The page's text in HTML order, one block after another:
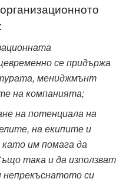
се придържа
, мениджмънт
на компанията;
напотенциала на
, на екипите и
им помагада
така идаизползват
си